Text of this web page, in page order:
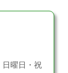
日曜日・祝